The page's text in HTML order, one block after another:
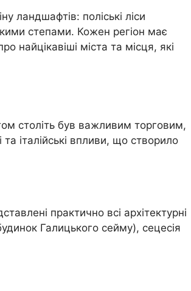
ландшафтів: поліські ліси
степами. Кожен регіон має
найцікавіші міста та місця, які
століть був важливим торговим,
та італійські впливи, що створило
практично всі архітектурні
Галицького сейму), сецесія